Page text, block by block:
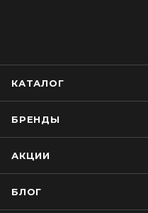
КАТАЛОГ
БРЕНДЫ
АКЦИИ
БЛОГ